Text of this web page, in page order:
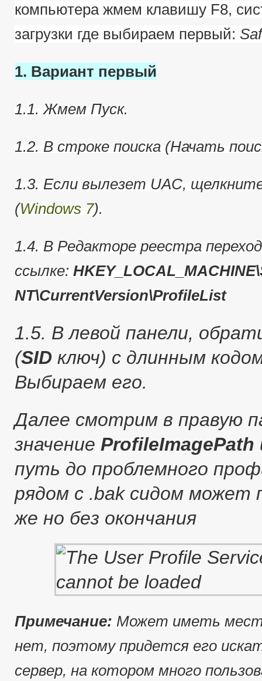
компьютера жмем клавишу F8,
загрузки где выбираем первый:
1. Вариант первый
1.1. Жмем Пуск.
1.2. В строке поиска (Начать
1.3. Если вылезет UAC,
(Windows 7).
1.4. В Редакторе реестра
ссылке:
NT\CurrentVersion\ProfileList
1.5. В левой панели,
(SID ключ) с длинным
Выбираем его.
Далее смотрим в правую
значение ProfileImagePath
путь до проблемного
рядом с .bak сидом
же но без окончания
Примечание: Может иметь
нет, поэтому придется его
сервер, на котором много